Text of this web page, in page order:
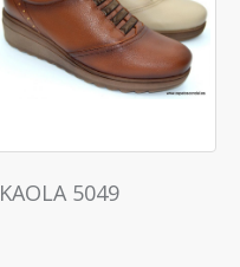
KAOLA 5049